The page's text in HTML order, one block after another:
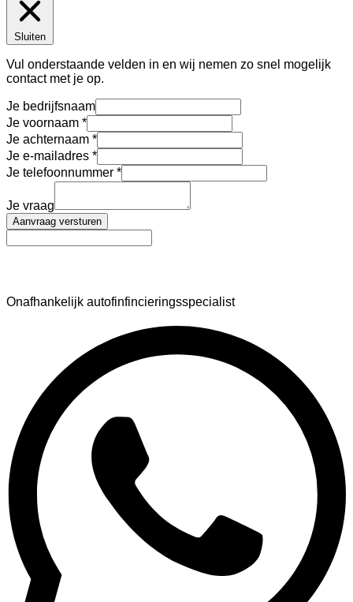
Sluiten
Vul onderstaande velden in en wij nemen zo snel mogelijk
contact met je op.
Je bedrijfsnaam
Je voornaam
Je achternaam
Je e-mailadres
Je telefoonnummer
Je vraag
Aanvraag versturen
Onafhankelijk autofinfincieringsspecialist